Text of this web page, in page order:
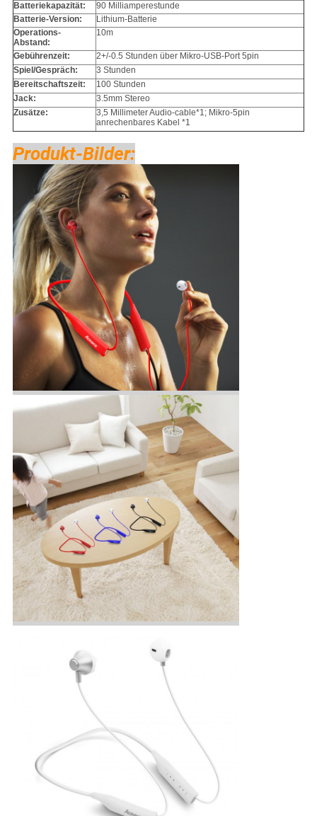
Batteriekapazität:
90 Milliamperestunde
Batterie-Version:
Lithium-Batterie
Operations-
Abstand:
10m
Gebührenzeit:
2+/-0.5 Stunden über Mikro-USB-Port 5pin
Spiel/Gespräch:
3 Stunden
Bereitschaftszeit:
100 Stunden
Jack:
3.5mm Stereo
Zusätze:
3,5 Millimeter Audio-cable*1; Mikro-5pin
anrechenbares Kabel *1
Produkt-Bilder: